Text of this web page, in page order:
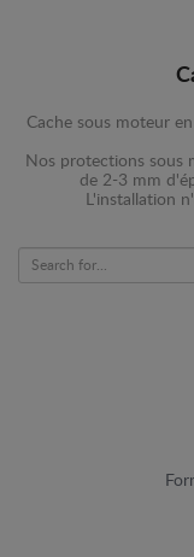
Cache sous moteur
Nos protections sous
de 2-3 mm
L'installation